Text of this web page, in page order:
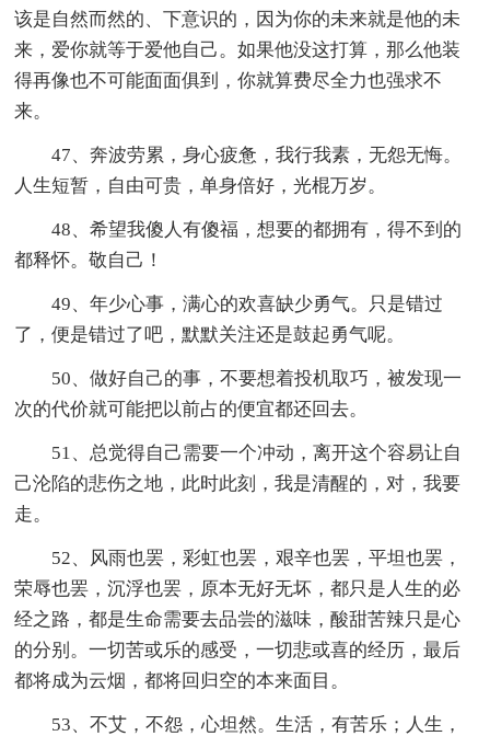
该是自然而然的、下意识的，因为你的未来就是他的未
来，爱你就等于爱他自己。如果他没这打算，那么他装
得再像也不可能面面俱到，你就算费尽全力也强求不
来。
47、奔波劳累，身心疲惫，我行我素，无怨无悔。
人生短暂，自由可贵，单身倍好，光棍万岁。
48、希望我傻人有傻福，想要的都拥有，得不到的
都释怀。敬自己！
49、年少心事，满心的欢喜缺少勇气。只是错过
了，便是错过了吧，默默关注还是鼓起勇气呢。
50、做好自己的事，不要想着投机取巧，被发现一
次的代价就可能把以前占的便宜都还回去。
51、总觉得自己需要一个冲动，离开这个容易让自
己沦陷的悲伤之地，此时此刻，我是清醒的，对，我要
走。
52、风雨也罢，彩虹也罢，艰辛也罢，平坦也罢，
荣辱也罢，沉浮也罢，原本无好无坏，都只是人生的必
经之路，都是生命需要去品尝的滋味，酸甜苦辣只是心
的分别。一切苦或乐的感受，一切悲或喜的经历，最后
都将成为云烟，都将回归空的本来面目。
53、不艾，不怨，心坦然。生活，有苦乐；人生，